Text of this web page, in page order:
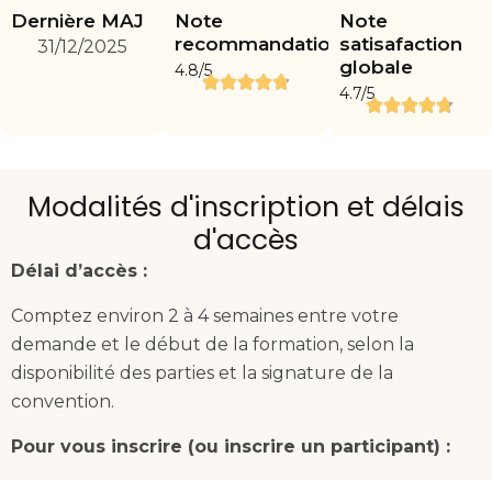
Dernière MAJ
31/12/2025
Note
recommandation
4.8/5
Note
satisafaction
globale
4.7/5
Modalités d'inscription et délais
d'accès
Délai d’accès :
Comptez environ 2 à 4 semaines entre votre
demande et le début de la formation, selon la
disponibilité des parties et la signature de la
convention.
Pour vous inscrire (ou inscrire un participant) :